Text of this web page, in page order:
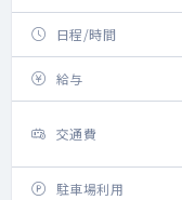
日程/時間
給与
交通費
駐車場利用